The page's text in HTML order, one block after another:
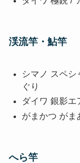
渓流竿・鮎竿
シマノ スペシ
ぐり
ダイワ 銀影エ
がまかつ がま
へら竿